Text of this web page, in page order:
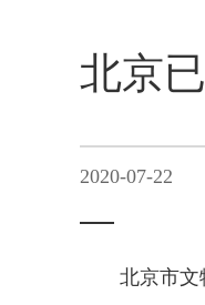
北京
2020-07-22
北京市文物